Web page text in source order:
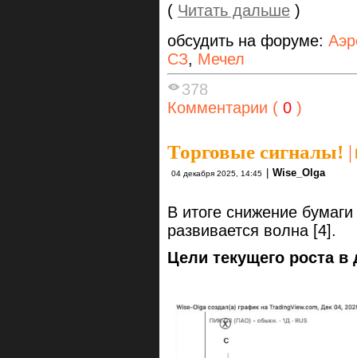
( Читать дальше )
обсудить на форуме:
СЗ, Мечел
378
Комментарии ( 0 )
Торговые сигналы! |
04 декабря 2025, 14:45 Wise_Olga
В итоге снижение
развивается волна [4].
Цели текущего роста в